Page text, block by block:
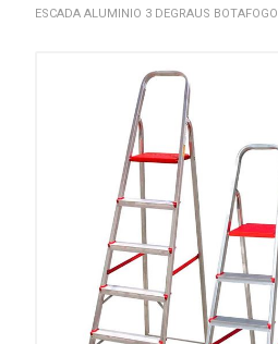
ESCADA ALUMINIO 3 DEGRAUS BOTAFOGO